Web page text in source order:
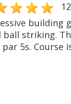
building
ball striking.
5s. Course